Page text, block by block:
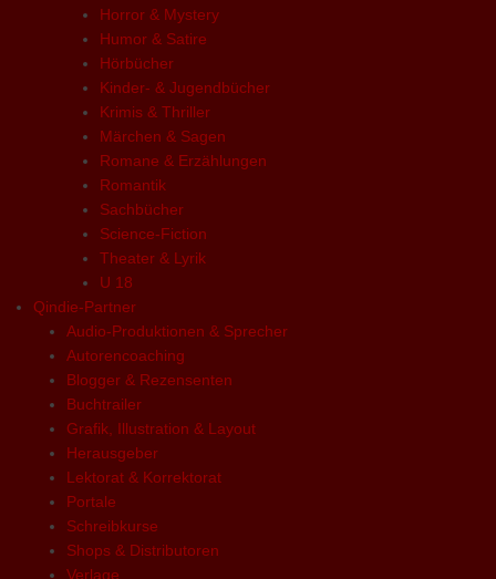
Horror & Mystery
Humor & Satire
Hörbücher
Kinder- & Jugendbücher
Krimis & Thriller
Märchen & Sagen
Romane & Erzählungen
Romantik
Sachbücher
Science-Fiction
Theater & Lyrik
U 18
Qindie-Partner
Audio-Produktionen & Sprecher
Autorencoaching
Blogger & Rezensenten
Buchtrailer
Grafik, Illustration & Layout
Herausgeber
Lektorat & Korrektorat
Portale
Schreibkurse
Shops & Distributoren
Verlage